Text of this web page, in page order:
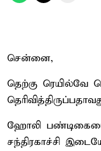
சென்னை,
தெற்கு ரெயில்வே
ஹோலி பண்டிகையை
சந்திரகாச்சி